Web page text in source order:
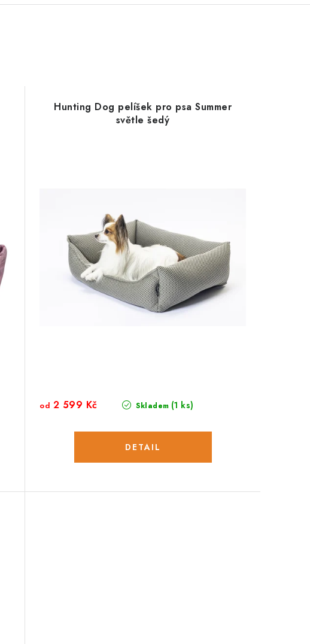
Hunting Dog pelíšek pro psa Summer
světle šedý
Skladem (1 ks)
od 2 599 Kč